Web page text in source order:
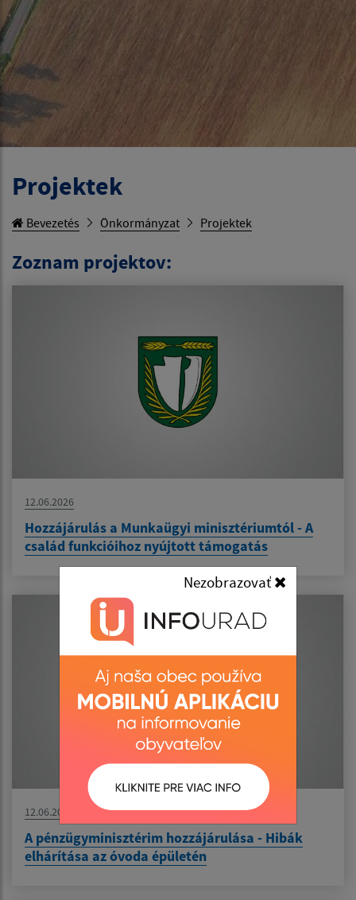
Nezobrazovať
Projektek
Bevezetés Önkormányzat Projektek
Zoznam projektov:
12.06.2026
Hozzájárulás a Munkaügyi minisztériumtól - A
család funkcióihoz nyújtott támogatás
12.06.2026
A pénzügyminisztérim hozzájárulása - Hibák
elhárítása az óvoda épületén